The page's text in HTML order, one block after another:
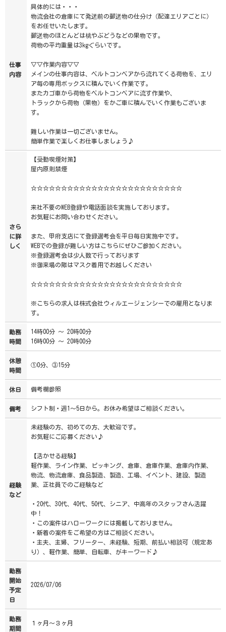
仕事
内容
具体的には・・・
物流会社の倉庫にて発送前の郵送物の仕分け（配達エリアごとに）
をお任せいたします。
郵送物のほとんどは桃やぶどうなどの果物です。
荷物の平均重量は3kgぐらいです。
▽▽作業内容▽▽
メインの仕事内容は、ベルトコンベアから流れてくる荷物を、エリ
ア毎の専用ボックスに積んでいく作業です。
またカゴ車から荷物をベルトコンベアに流す作業や、
トラックから荷物（果物）をかご車に積んでいく作業もございま
す。
難しい作業は一切ございません。
簡単作業で楽しくお仕事しましょう♪
さら
に詳
しく
【受動喫煙対策】
屋内原則禁煙
☆☆☆☆☆☆☆☆☆☆☆☆☆☆☆☆☆☆☆☆☆☆☆☆☆
来社不要のWEB登録や電話面談を実施しております。
お気軽にお問い合わせください。
また、甲府支店にて登録選考会を平日毎日実施中です。
WEBでの登録が難しい方はこちらにぜひご参加ください。
※登録選考会は少人数で行っております
※御来場の際はマスク着用でお越しください
☆☆☆☆☆☆☆☆☆☆☆☆☆☆☆☆☆☆☆☆☆☆☆☆☆
※こちらの求人は株式会社ウィルエージェンシーでの雇用となりま
す。
勤務
時間
14時00分 ～ 20時00分
16時00分 ～ 20時00分
休憩
時間
①0分、③15分
休日 備考欄参照
備考 シフト制・週1～5日から。お休み希望はご相談ください。
経験
など
未経験の方、初めての方、大歓迎です。
お気軽にご応募ください♪
【活かせる経験】
軽作業、ライン作業、ピッキング、倉庫、倉庫作業、倉庫内作業、
物流、物流倉庫、食品製造、製造、工場、イベント、建設、製造
業、正社員でのご経験など
・20代、30代、40代、50代、シニア、中高年のスタッフさん活躍
中！
・この案件はハローワークには掲載しておりません。
・新着の案件をご希望の方はご相談ください。
・主夫、主婦、フリーター、未経験、短期、前払い相談可（規定あ
り）、軽作業、簡単、自転車、がキーワード♪
勤務
開始
予定
日
2026/07/06
勤務
期間
１ヶ月～３ヶ月